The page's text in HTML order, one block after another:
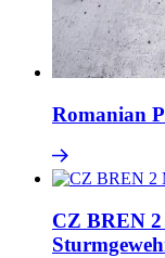
Romanian
CZ BREN